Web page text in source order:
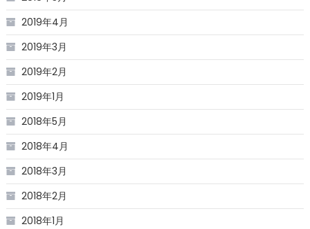
2019年4月
2019年3月
2019年2月
2019年1月
2018年5月
2018年4月
2018年3月
2018年2月
2018年1月